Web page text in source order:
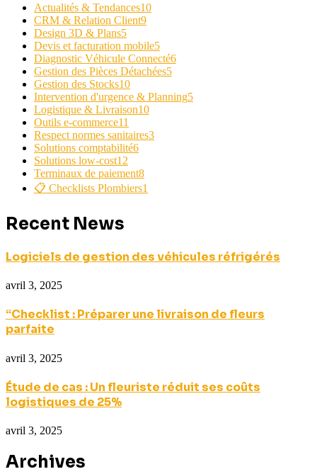
Actualités & Tendances10
CRM & Relation Client9
Design 3D & Plans5
Devis et facturation mobile5
Diagnostic Véhicule Connecté6
Gestion des Pièces Détachées5
Gestion des Stocks10
Intervention d'urgence & Planning5
Logistique & Livraison10
Outils e-commerce11
Respect normes sanitaires3
Solutions comptabilité6
Solutions low-cost12
Terminaux de paiement8
📋 Checklists Plombiers1
Recent News
Logiciels de gestion des véhicules réfrigérés
avril 3, 2025
“Checklist : Préparer une livraison de fleurs
parfaite
avril 3, 2025
Étude de cas : Un fleuriste réduit ses coûts
logistiques de 25%
avril 3, 2025
Archives